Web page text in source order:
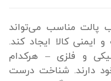
پالت مناسب می‌تواند
ایمنی کالا ایجاد کند.
و فلزی – هرکدام
دارند. شناخت درست